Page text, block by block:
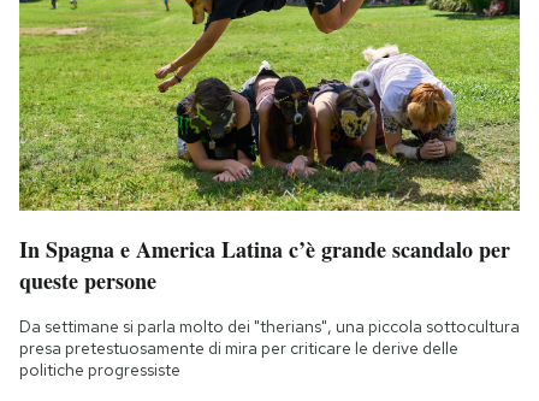
In Spagna e America Latina c’è grande scandalo per
queste persone
Da settimane si parla molto dei "therians", una piccola sottocultura
presa pretestuosamente di mira per criticare le derive delle
politiche progressiste